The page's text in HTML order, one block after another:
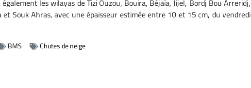
Souk Ahras, avec une épaisseur estimée entre 10 et 15 cm, du vendredi
BMS Chutes de neige